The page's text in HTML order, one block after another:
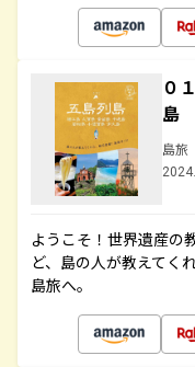
０
島
島旅
ようこそ！世界遺産の
ど、島の人が教えてく
島旅へ。